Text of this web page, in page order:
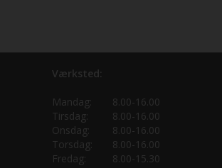
Værksted:
Mandag:
8.00-16.00
Tirsdag:
8.00-16.00
Onsdag:
8.00-16.00
Torsdag:
8.00-16.00
Fredag:
8.00-15.30